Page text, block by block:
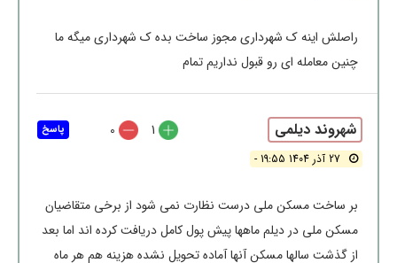
راصلش اینه ک شهرداری مجوز ساخت بده ک شهرداری میگه ما
چنین معامله ای رو قبول نداریم تمام
شهروند دیلمی
27 آذر 1404 19:55 -
1
0
بر ساخت مسکن ملی درست نظارت نمی شود از برخی متقاضیان
مسکن ملی در دیلم ماهها پیش پول کامل دریافت کرده اند اما بعد
از گذشت سالها مسکن آنها آماده تحویل نشده هزینه هم هر ماه
پاسخ